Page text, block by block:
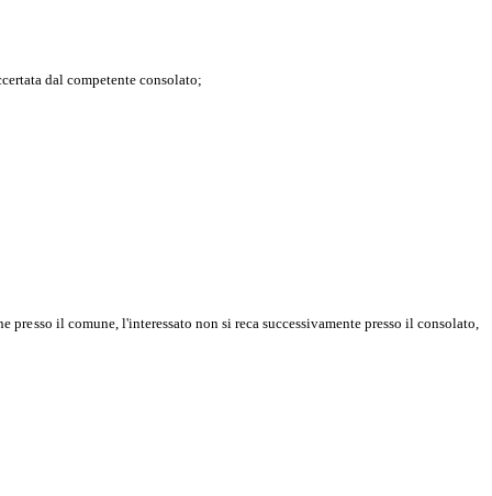
dal competente consolato;
presso il comune, l'interessato non si reca successivamente presso il consolato,